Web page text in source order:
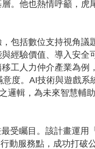
。他也熱情呼籲，虎
包括數位支持視角議
經驗價值、導入安全
工人力仲介產業為例
度。AI技術與遊戲系
邏輯，為未來智慧輔
受矚目。該計畫運用
動服務點，成功打破